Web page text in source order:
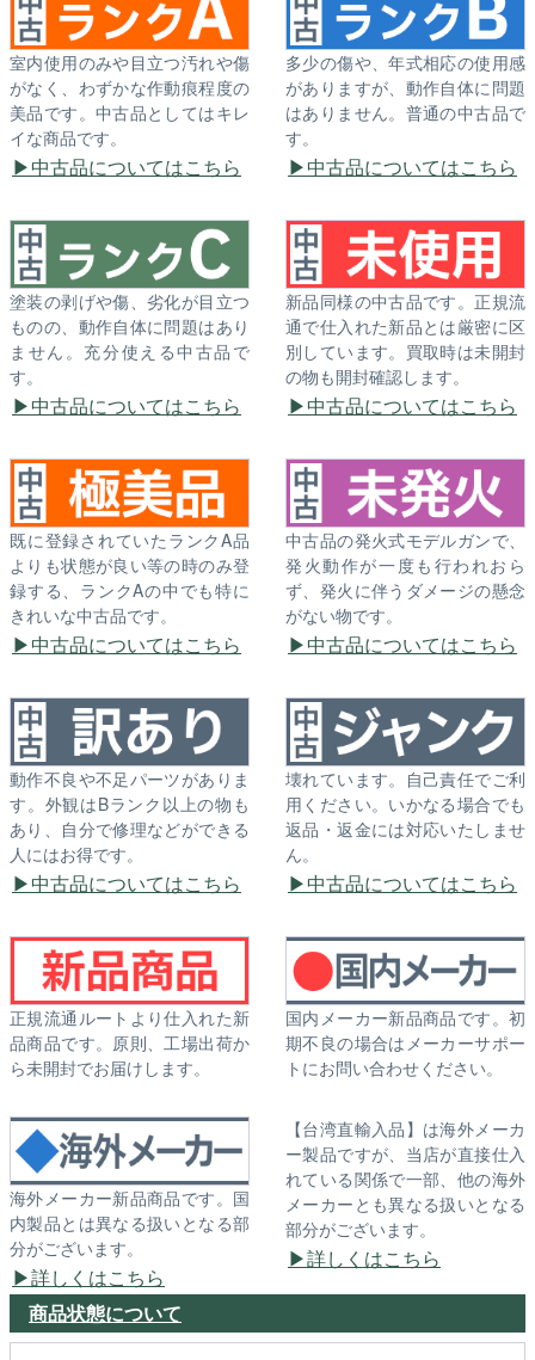
室内使用のみや目立つ汚れや傷
がなく、わずかな作動痕程度の
美品です。中古品としてはキレ
イな商品です。
中古品についてはこちら
多少の傷や、年式相応の使用感
がありますが、動作自体に問題
はありません。普通の中古品で
す。
中古品についてはこちら
塗装の剥げや傷、劣化が目立つ
ものの、動作自体に問題はあり
ません。充分使える中古品で
す。
中古品についてはこちら
新品同様の中古品です。正規流
通で仕入れた新品とは厳密に区
別しています。買取時は未開封
の物も開封確認します。
中古品についてはこちら
既に登録されていたランクA品
よりも状態が良い等の時のみ登
録する、ランクAの中でも特に
きれいな中古品です。
中古品についてはこちら
中古品の発火式モデルガンで、
発火動作が一度も行われおら
ず、発火に伴うダメージの懸念
がない物です。
中古品についてはこちら
動作不良や不足パーツがありま
す。外観はBランク以上の物も
あり、自分で修理などができる
人にはお得です。
中古品についてはこちら
壊れています。自己責任でご利
用ください。いかなる場合でも
返品・返金には対応いたしませ
ん。
中古品についてはこちら
正規流通ルートより仕入れた新
品商品です。原則、工場出荷か
ら未開封でお届けします。
国内メーカー新品商品です。初
期不良の場合はメーカーサポー
トにお問い合わせください。
海外メーカー新品商品です。国
内製品とは異なる扱いとなる部
分がございます。
詳しくはこちら
【台湾直輸入品】は海外メーカ
ー製品ですが、当店が直接仕入
れている関係で一部、他の海外
メーカーとも異なる扱いとなる
部分がございます。
詳しくはこちら
商品状態について